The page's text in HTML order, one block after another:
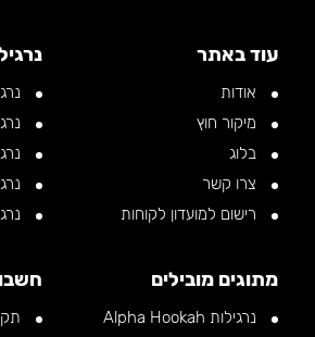
עוד באתר
אודות
מיקור חוץ
בלוג
צרו קשר
רישום למועדון לקוחות
מתוגים מובילים
נרגילות Alpha Hookah